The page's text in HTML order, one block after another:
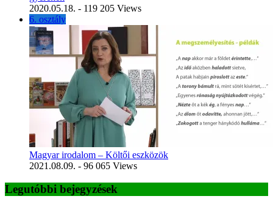
2020.05.18. - 119 205 Views
6. osztály
Magyar irodalom – Költői eszközök
2021.08.09. - 96 065 Views
Legutóbbi bejegyzések